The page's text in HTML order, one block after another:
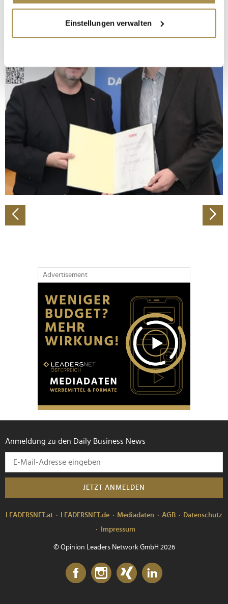
Informationen über Ihre geografische Lage
erfassen, welche bis auf einige Meter genau sein
bestimmten Merkmalen (Fingerprinting) identifizieren
Erfahren Sie mehr darüber, wie Ihre persönlichen Daten
verarbeitet werden, und legen Sie Ihre Präferenzen im
fest.
Wir verwenden Cookies, um Inhalte und Anzeigen zu
personalisieren, Funktionen für soziale Medien anbieten
zu können und die Zugriffe auf unsere Website zu
analysieren. Außerdem geben wir Informationen zu Ihrer
Verwendung unserer Website an unsere Partner für
Partner führen diese Informationen möglicherweise mit
weiteren Daten zusammen, die Sie ihnen bereitgestellt
Einstellungen verwalten
Advertisement
Anmeldung zu den Daily Business News
JETZT ANMELDEN
LEADERSNET.at LEADERSNET.de Mediadaten AGB
Datenschutz
Impressum
© Opinion Leaders Network GmbH 2026